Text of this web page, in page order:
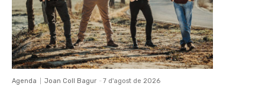
Agenda Joan Coll Bagur - 7 d'agost de 2026